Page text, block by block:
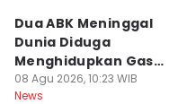
Dua ABK Meninggal
Dunia Diduga
Menghidupkan Gas
Beracun di Kapal
08 Agu 2026, 10:23 WIB
News